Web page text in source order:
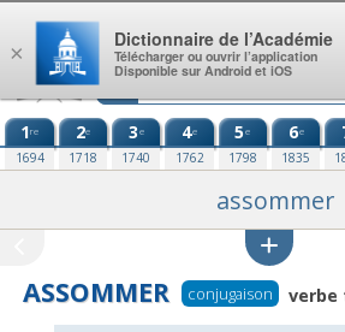
Aller au contenu
1re
1694
2e
1718
3e
1740
4e
1762
5e
1798
6e
1835
assommer
ASSOMMER conjugaison
×
Dictionnaire de l’Académie
Télécharger ou ouvrir l’application
Disponible sur Android et iOS